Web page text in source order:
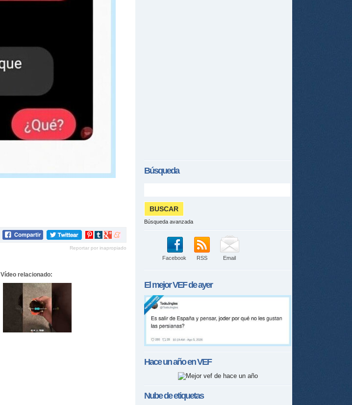
Compartir
Pinterest
Compartir
tumblr
Compartir
Google+
Compartir
meneame
Reportar por inapropiado
Vídeo relacionado:
Búsqueda
Búsqueda avanzada
Facebook RSS Email
El mejorVEFde ayer
Hace un año enVEF
Nube de etiquetas